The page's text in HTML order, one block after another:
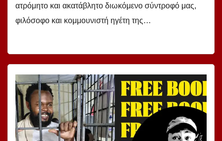
ατρόμητο και ακατάβλητο διωκόμενο σύντροφό μας,
φιλόσοφο και κομμουνιστή ηγέτη της…